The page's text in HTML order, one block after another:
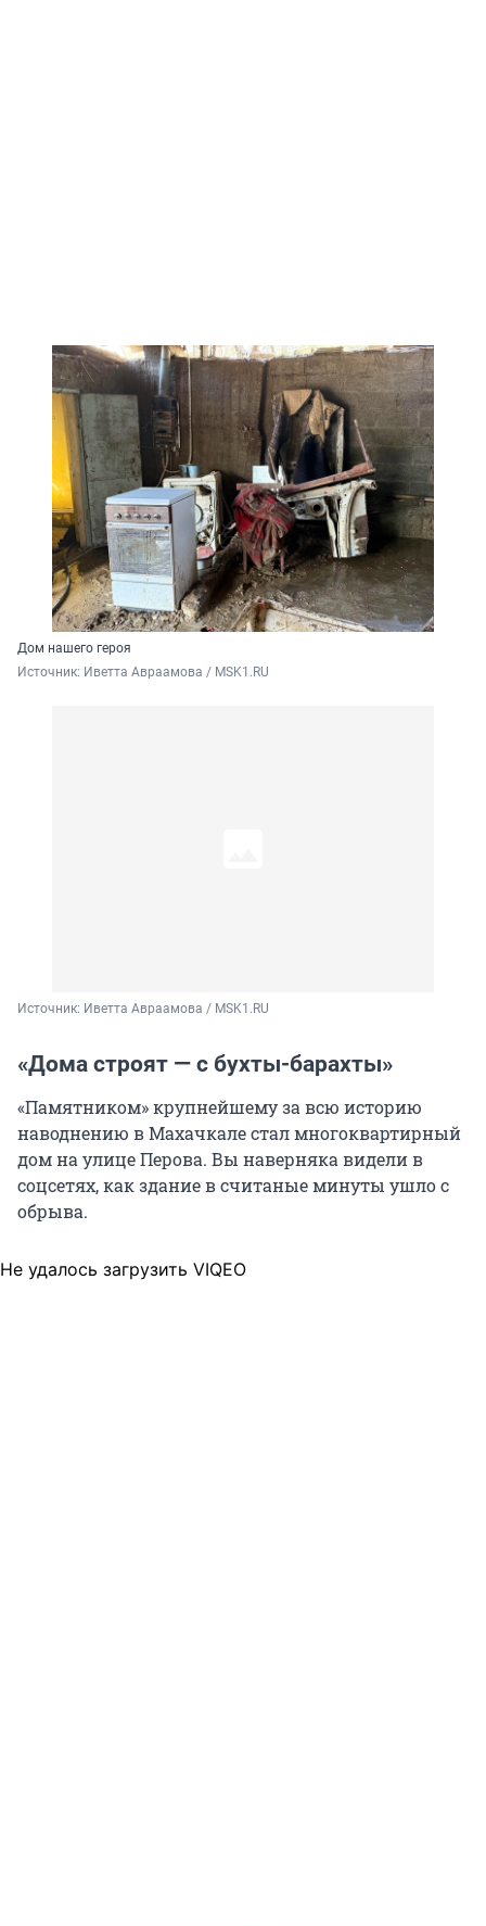
Дом нашего героя
Источник: Иветта Авраамова / MSK1.RU
Источник: Иветта Авраамова / MSK1.RU
«Дома строят — с бухты-барахты»
«Памятником» крупнейшему за всю историю
наводнению в Махачкале стал многоквартирный
дом на улице Перова. Вы наверняка видели в
соцсетях, как здание в считаные минуты ушло с
обрыва.
Не удалось загрузить VIQEO